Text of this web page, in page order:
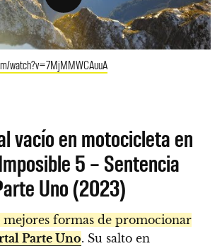
watch?v=7MjMMWCAuuA
vacío en motocicleta en
5 – Sentencia
Uno (2023)
mejores formas de promocionar
Parte Uno. Su salto en